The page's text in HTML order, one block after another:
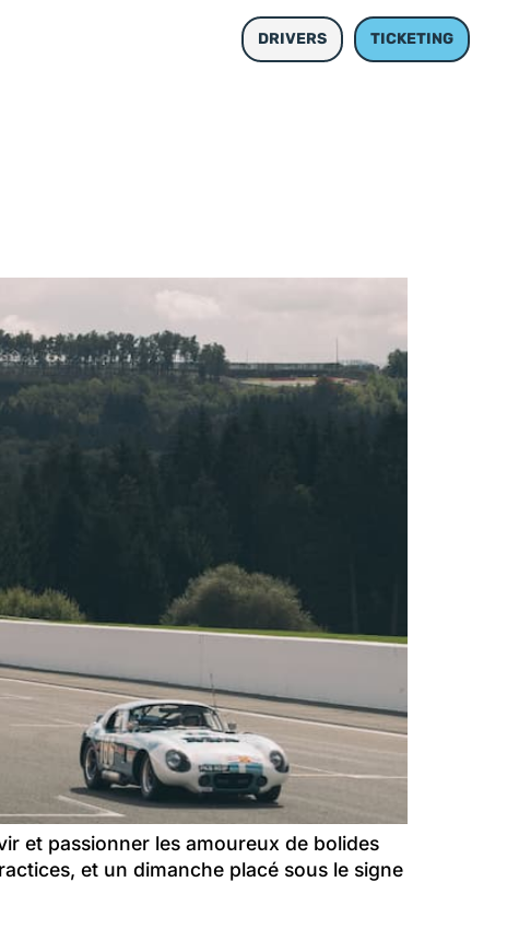
DRIVERS TICKETING
et passionner les amoureux de bolides
et un dimanche placé sous le signe